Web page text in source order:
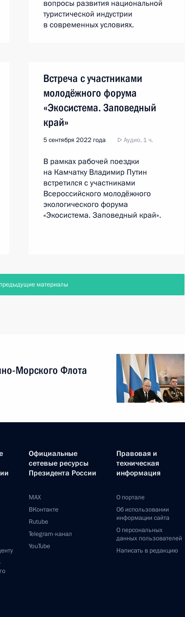
вопросы развития национальной
туристической индустрии
в современных условиях.
Встреча с участниками
молодёжного форума
«Экосистема. Заповедный
край»
5 сентября 2022 года Аудио, 1 ч.
В рамках рабочей поездки
на Камчатку Владимир Путин
встретился с участниками
Всероссийского молодёжного
экологического форума
«Экосистема. Заповедный край».
материалы
Морского Флота
Официальные
сетевые ресурсы
Президента России
MAX
ВКонтакте
Rutube
Telegram-канал
YouTube
Правовая и
техническая
информация
О портале
Об использовании
информации сайта
О персональных
данных пользователей
Написать в редакцию